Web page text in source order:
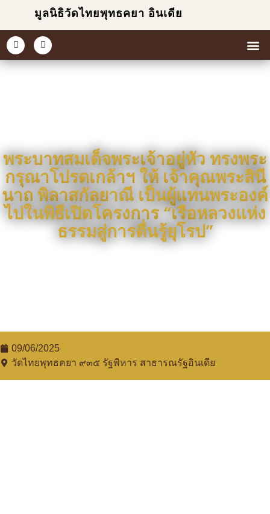
มูลนิธิวัดไทยพุทธคยา อินเดีย
พระบาทสมเด็จพระเจ้าอยู่หัว ทรงพระ
กรุณาโปรดเกล้าฯ ให้ เจ้าคุณพระสินี
นาถ พิลาสกัลยาณี เป็นผู้แทนพระองค์
ไปในพิธีเปิดโครงการ “เรือหลวงแห่ง
ธรรมสู่การตื่นรู้ยุโรป”
09/06/2025
วัดไทยพุทธคยา ๙๓๕​ รัฐพิหาร สาธารณรัฐอินเดีย